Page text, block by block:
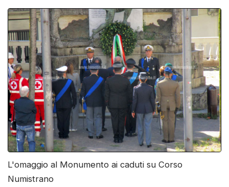
L'omaggio al Monumento ai caduti su Corso
Numistrano